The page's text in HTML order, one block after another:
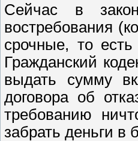
Сейчас в
востребования
срочные, то
Гражданский
выдать сумму
договора об
требованию
забрать деньги в